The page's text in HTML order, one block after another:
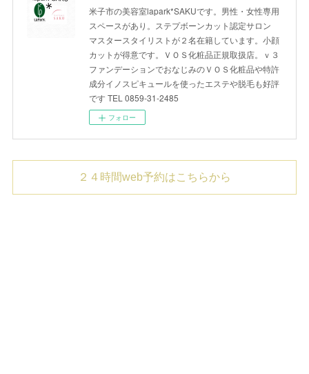
米子市の美容室lapark*SAKUです。男性・女性専用
スペースがあり。ステプボーンカット認定サロン
マスタースタイリストが２名在籍しています。小顔
カットが得意です。ＶＯＳ化粧品正規取扱店。ｖ３
ファンデーションでおなじみのＶＯＳ化粧品や特許
成分イノスピキュールを使ったエステや脱毛も好評
です TEL 0859-31-2485
フォロー
２４時間web予約はこちらから